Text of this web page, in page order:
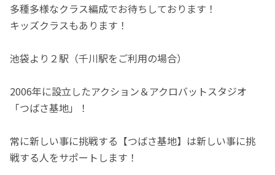
多種多様なクラス編成でお待ちしております！
キッズクラスもあります！
池袋より２駅（千川駅をご利用の場合）
2006年に設立したアクション＆アクロバットスタジオ
「つばさ基地」！
常に新しい事に挑戦する【つばさ基地】は新しい事に挑
戦する人をサポートします！